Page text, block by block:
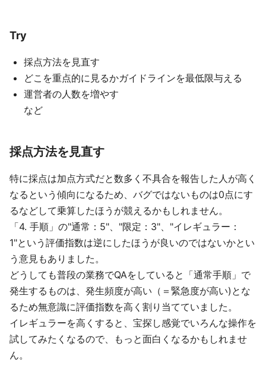
Try
採点方法を見直す
どこを重点的に見るかガイドラインを最低限与える
運営者の人数を増やす
など
採点方法を見直す
特に採点は加点方式だと数多く不具合を報告した人が高く
なるという傾向になるため、バグではないものは0点にす
るなどして乗算したほうが競えるかもしれません。
「4. 手順」の"通常：5"、"限定：3"、"イレギュラー：
1"という評価指数は逆にしたほうが良いのではないかとい
う意見もありました。
どうしても普段の業務でQAをしていると「通常手順」で
発生するものは、発生頻度が高い（＝緊急度が高い)とな
るため無意識に評価指数を高く割り当てていました。
イレギュラーを高くすると、宝探し感覚でいろんな操作を
試してみたくなるので、もっと面白くなるかもしれませ
ん。